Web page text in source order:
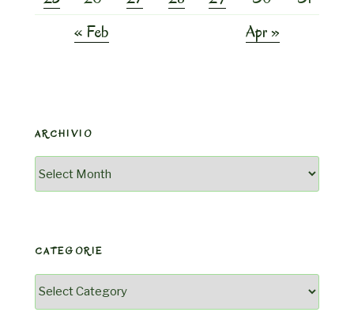
« Feb
Apr »
ARCHIVIO
Archivio
CATEGORIE
Categorie